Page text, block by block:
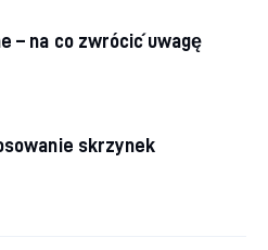
– na co zwrócić uwagę
skrzynek